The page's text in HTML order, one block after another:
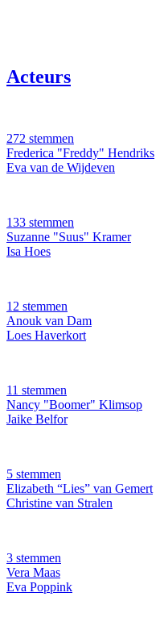
Acteurs
272 stemmen
Frederica "Freddy" Hendriks
Eva van de Wijdeven
133 stemmen
Suzanne "Suus" Kramer
Isa Hoes
12 stemmen
Anouk van Dam
Loes Haverkort
11 stemmen
Nancy "Boomer" Klimsop
Jaike Belfor
5 stemmen
Elizabeth “Lies” van Gemert
Christine van Stralen
3 stemmen
Vera Maas
Eva Poppink